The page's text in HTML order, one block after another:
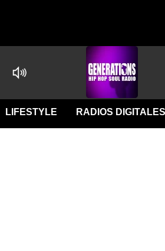
LIFESTYLE RADIOS DIGITALES